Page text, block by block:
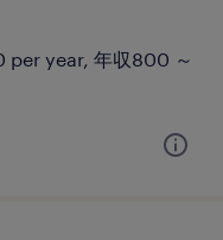
year, 年収800 ～